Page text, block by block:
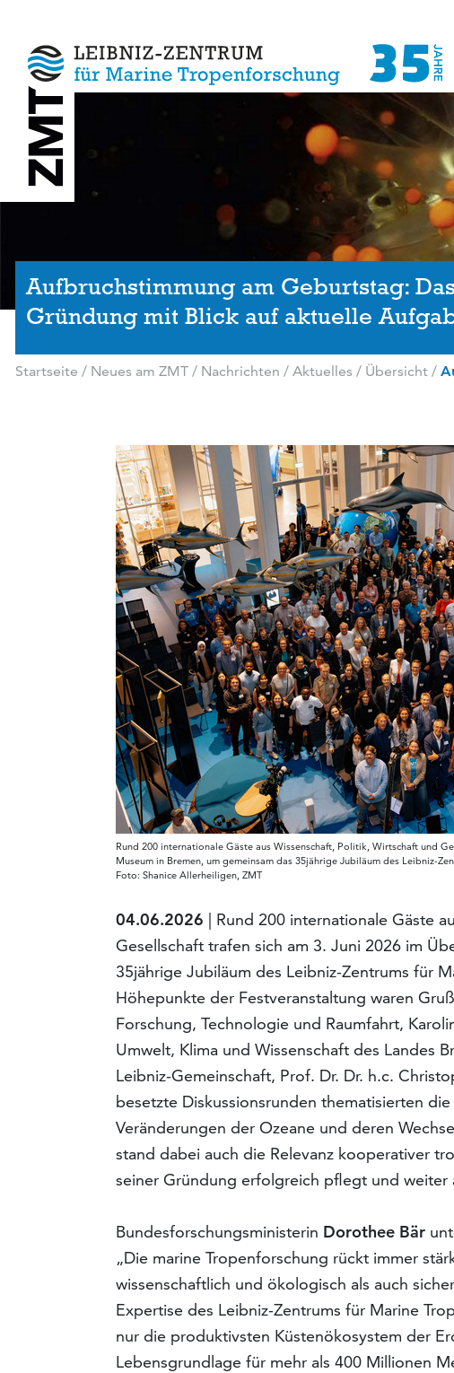
Aufbruchstimmung am Geburtstag:
Gründung mit Blick auf aktuelle
Startseite / Neues am ZMT/ Nachrichten / Aktuelles / Übersicht/
Rund 200 internationale Gäste aus Wissenschaft, Politik, Wirtschaft und
Museum in Bremen, um gemeinsam das 35jährige Jubiläum des Leibniz-
Foto: Shanice Allerheiligen, ZMT
04.06.2026 | Rund 200 internationale Gäste
Gesellschaft trafen sich am 3. Juni 2026 im
35jährige Jubiläum des Leibniz-Zentrums für
Höhepunkte der Festveranstaltung waren
Forschung, Technologie und Raumfahrt,
Umwelt, Klima und Wissenschaft des Landes
Leibniz-Gemeinschaft, Prof. Dr. Dr. h.c.
besetzte Diskussionsrunden thematisierten
Veränderungen der Ozeane und deren
stand dabei auch die Relevanz kooperativer
seiner Gründung erfolgreich pflegt und weiter
Bundesforschungsministerin Dorothee Bär
„Die marine Tropenforschung rückt immer
wissenschaftlich und ökologisch als auch
Expertise des Leibniz-Zentrums für Marine
nur die produktivsten Küstenökosystem der
Lebensgrundlage für mehr als 400 Millionen